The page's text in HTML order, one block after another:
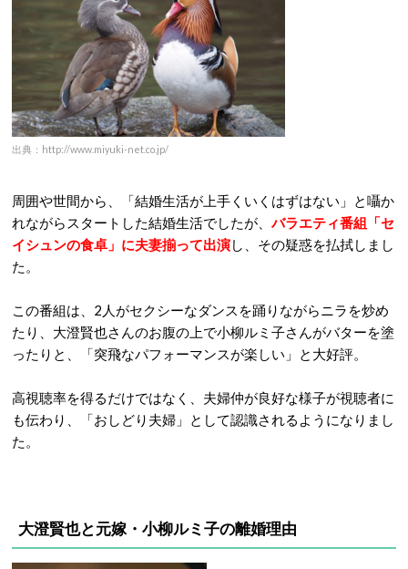
出典：http://www.miyuki-net.co.jp/
周囲や世間から、「結婚生活が上手くいくはずはない」と囁か
れながらスタートした結婚生活でしたが、バラエティ番組「セ
イシュンの食卓」に夫妻揃って出演し、その疑惑を払拭しまし
た。
この番組は、2人がセクシーなダンスを踊りながらニラを炒め
たり、大澄賢也さんのお腹の上で小柳ルミ子さんがバターを塗
ったりと、「突飛なパフォーマンスが楽しい」と大好評。
高視聴率を得るだけではなく、夫婦仲が良好な様子が視聴者に
も伝わり、「おしどり夫婦」として認識されるようになりまし
た。
大澄賢也と元嫁・小柳ルミ子の離婚理由